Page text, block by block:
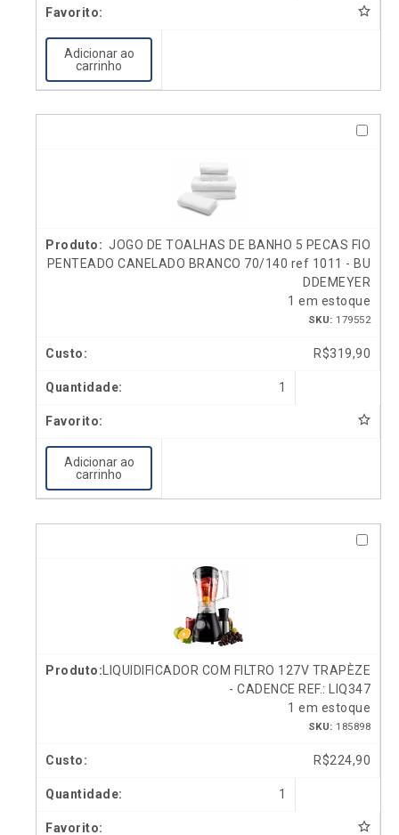
Adicionar ao
carrinho
JOGO DE TOALHAS DE BANHO 5 PECAS FIO
PENTEADO CANELADO BRANCO 70/140 ref 1011 - BU
DDEMEYER
1 em estoque
SKU: 179552
R$319,90
1
Adicionar ao
carrinho
LIQUIDIFICADOR COM FILTRO 127V TRAPÈZE
- CADENCE REF.: LIQ347
1 em estoque
SKU: 185898
R$224,90
1